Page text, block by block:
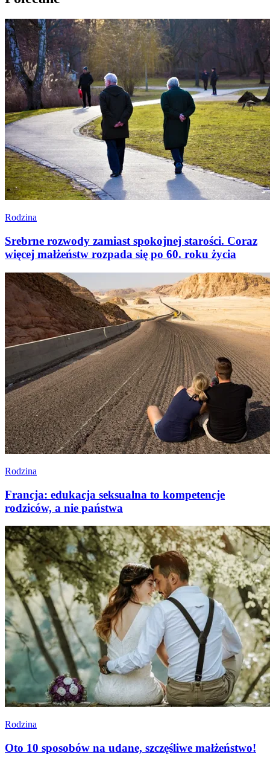
Rodzina
Srebrne rozwody zamiast spokojnej starości. Coraz
więcej małżeństw rozpada się po 60. roku życia
Rodzina
Francja: edukacja seksualna to kompetencje
rodziców, a nie państwa
Rodzina
Oto 10 sposobów na udane, szczęśliwe małżeństwo!